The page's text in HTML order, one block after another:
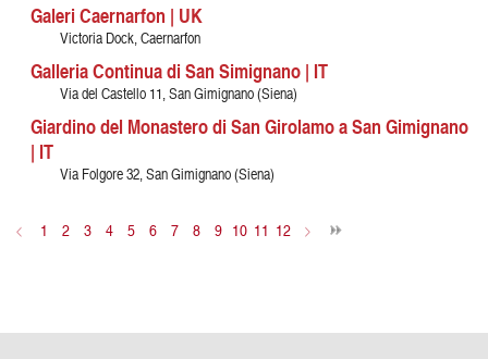
Galeri Caernarfon | UK
Victoria Dock, Caernarfon
Galleria Continua di San Simignano | IT
Via del Castello 11, San Gimignano (Siena)
Giardino del Monastero di San Girolamo a San Gimignano
| IT
Via Folgore 32, San Gimignano (Siena)
< 1 2 3 4 5 6 7 8 9 10 11 12 >